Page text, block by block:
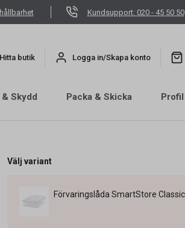
Kundsupport: 020 - 45 50 50
Hitta butik Logga in/Skapa konto
Skydd Packa & Skicka Profil
Välj variant